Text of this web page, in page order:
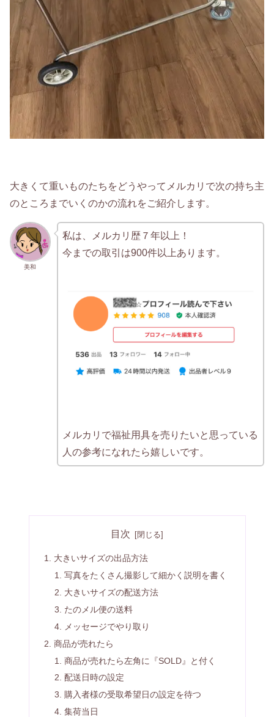
大きくて重いものたちをどうやってメルカリで次の持ち主
のところまでいくのかの流れをご紹介します。
美和
私は、メルカリ歴７年以上！
今までの取引は900件以上あります。
メルカリで福祉用具を売りたいと思っている
人の参考になれたら嬉しいです。
目次
大きいサイズの出品方法
写真をたくさん撮影して細かく説明を書く
大きいサイズの配送方法
たのメル便の送料
メッセージでやり取り
商品が売れたら
商品が売れたら左角に『SOLD』と付く
配送日時の設定
購入者様の受取希望日の設定を待つ
集荷当日